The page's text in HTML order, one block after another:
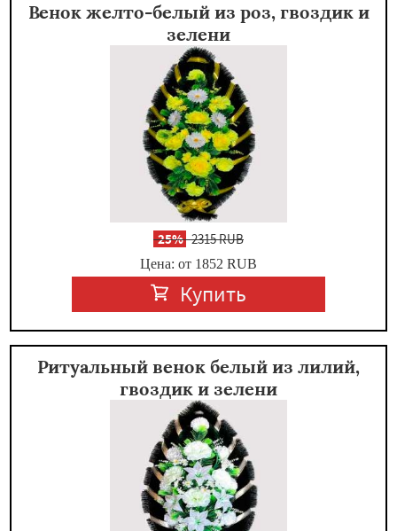
Венок желто-белый из роз, гвоздик и
зелени
-25%2315 RUB
Цена: от 1852 RUB
Купить
Ритуальный венок белый из лилий,
гвоздик и зелени